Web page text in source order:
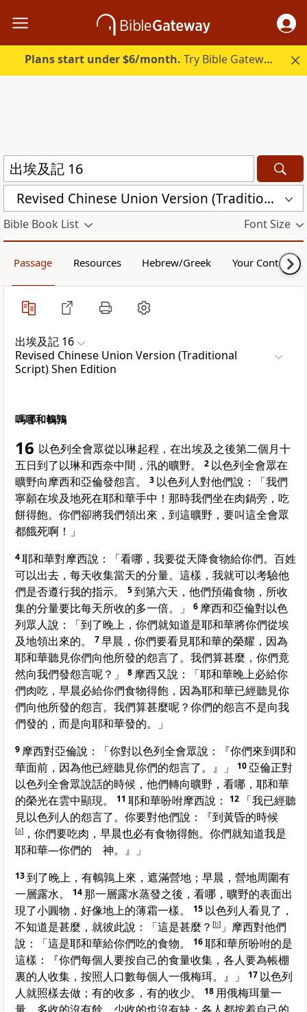
Plans start under $6/month. Try Bible Gateway Plus.
Revised Chinese Union Version (Traditional Script) Shen Edition (RCU17TS)
Bible Book List Font Size
Passage Resources Hebrew/Greek Your Content
出埃及記 16
Revised Chinese Union Version (Traditional
Script) Shen Edition
嗎哪和鵪鶉
16 以色列全會眾從以琳起程，在出埃及之後第二個月十
五日到了以琳和西奈中間， 汛的曠野。 2 以色列全會眾在
曠野向摩西和亞倫發怨言。 3 以色列人對他們說：「我們
寧願在埃及地死在耶和華手中！那時我們坐在肉鍋旁，吃
餅得飽。你們卻將我們領出來，到這曠野，要叫這全會眾
都餓死啊！」
4耶和華對摩西說：「看哪，我要從天降食物給你們。百姓
可以出去，每天收集當天的分量。這樣，我就可以考驗他
們是否遵行我的指示。
5到第六天，他們預備食物，所收
集的分量要比每天所收的多一倍。」
6 摩西和亞倫對以色
列眾人說：「到了晚上，你們就知道是耶和華將你們從埃
及地領出來的。 7早晨，你們要看見耶和華的榮耀，因為
耶和華聽見你們向他所發的怨言了。我們算甚麼，你們竟
然向我們發怨言呢？」
8 摩西又說：「耶和華晚上必給你
們肉吃，早晨必給你們食物得飽，因為耶和華已經聽見你
們向他所發的怨言。我們算甚麼呢？你們的怨言不是向我
們發的，而是向耶和華發的。」
9 摩西對亞倫說：「你對以色列全會眾說：『你們來到耶和
華面前，因為他已經聽見你們的怨言了。』」
10亞倫正對
以色列全會眾說話的時候，他們轉向曠野，看哪，耶和華
的榮光在雲中顯現。
11 耶和華吩咐摩西說： 12
「我已經聽
見以色列人的怨言了。你要對他們說：『到黃昏的時候
[a] ，你們要吃肉，早晨也必有食物得飽。你們就知道我是
耶和華—你們的 神。』」
13到了晚上，有鵪鶉上來，遮滿營地；早晨，營地周圍有
一層露水。
14那一層露水蒸發之後，看哪，曠野的表面出
現了小圓物，好像地上的薄霜一樣。
15 以色列人看見了，
不知道是甚麼，就彼此說：「這是甚麼？ [b] 」 摩西對他們
說：「這是耶和華給你們吃的食物。
16耶和華所吩咐的是
這樣：『你們每個人要按自己的食量收集，各人要為帳棚
裏的人收集，按照人口數每個人一俄梅珥。』」
17 以色列
人就照樣去做；有的收多，有的收少。
18 用俄梅珥量一